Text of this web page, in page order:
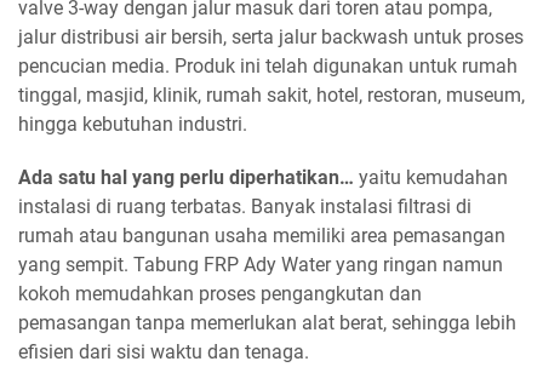
valve 3-way dengan jalur masuk dari toren atau pompa,
jalur distribusi air bersih, serta jalur backwash untuk proses
pencucian media. Produk ini telah digunakan untuk rumah
tinggal, masjid, klinik, rumah sakit, hotel, restoran, museum,
hingga kebutuhan industri.
Ada satu hal yang perlu diperhatikan… yaitu kemudahan
instalasi di ruang terbatas. Banyak instalasi filtrasi di
rumah atau bangunan usaha memiliki area pemasangan
yang sempit. Tabung FRP Ady Water yang ringan namun
kokoh memudahkan proses pengangkutan dan
pemasangan tanpa memerlukan alat berat, sehingga lebih
efisien dari sisi waktu dan tenaga.